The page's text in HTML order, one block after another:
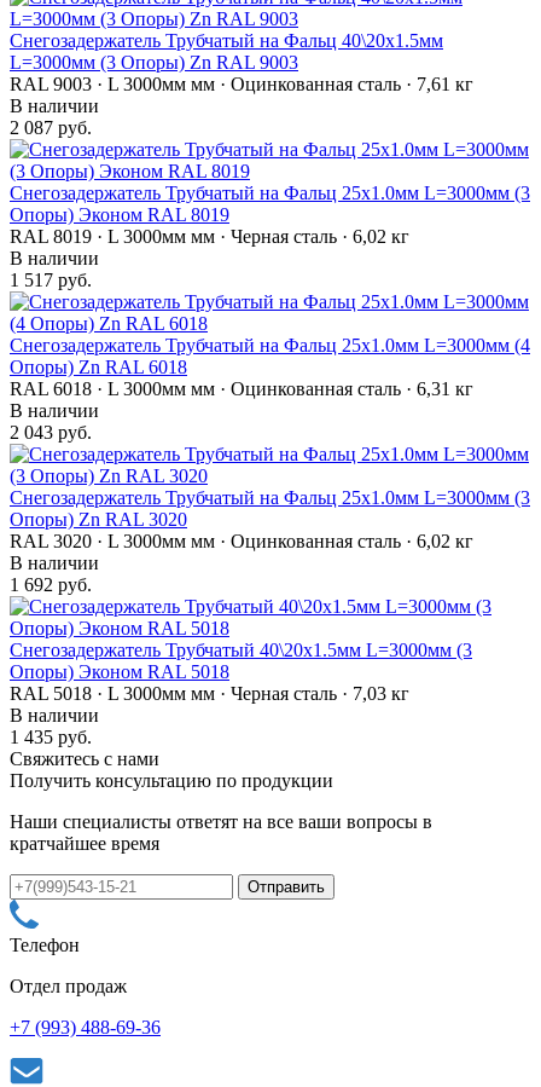
Снегозадержатель Трубчатый на Фальц 40\20х1.5мм
L=3000мм (3 Опоры) Zn RAL 9003
RAL 9003 · L 3000мм мм · Оцинкованная сталь · 7,61 кг
В наличии
2 087 руб.
Снегозадержатель Трубчатый на Фальц 25х1.0мм L=3000мм (3
Опоры) Эконом RAL 8019
RAL 8019 · L 3000мм мм · Черная сталь · 6,02 кг
В наличии
1 517 руб.
Снегозадержатель Трубчатый на Фальц 25х1.0мм L=3000мм (4
Опоры) Zn RAL 6018
RAL 6018 · L 3000мм мм · Оцинкованная сталь · 6,31 кг
В наличии
2 043 руб.
Снегозадержатель Трубчатый на Фальц 25х1.0мм L=3000мм (3
Опоры) Zn RAL 3020
RAL 3020 · L 3000мм мм · Оцинкованная сталь · 6,02 кг
В наличии
1 692 руб.
Снегозадержатель Трубчатый 40\20х1.5мм L=3000мм (3
Опоры) Эконом RAL 5018
RAL 5018 · L 3000мм мм · Черная сталь · 7,03 кг
В наличии
1 435 руб.
Свяжитесь с нами
Получить консультацию по продукции
Наши специалисты ответят на все ваши вопросы в
кратчайшее время
Телефон
Отдел продаж
+7 (993) 488-69-36